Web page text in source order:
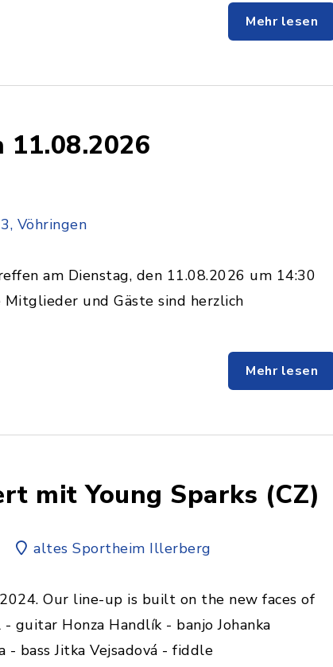
Mehr lesen
Vöhringen
am Dienstag, den 11.08.2026 um 14:30
und Gäste sind herzlich
Mehr lesen
mit Young Sparks (CZ)
altes Sportheim Illerberg
Our line-up is built on the new faces of
guitar Honza Handlík - banjo Johanka
bass Jitka Vejsadová - fiddle